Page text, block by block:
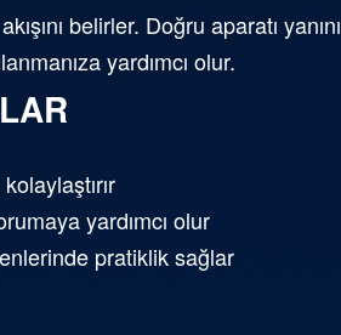
belirler. Doğru aparatı
yardımcı olur.
yardımcı olur
pratiklik sağlar